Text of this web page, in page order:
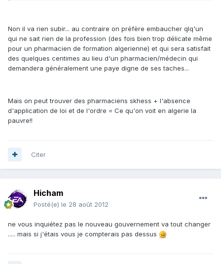
Non il va rien subir... au contraire on préfère embaucher qlq'un
qui ne sait rien de la profession (des fois bien trop délicate même
pour un pharmacien de formation algerienne) et qui sera satisfait
des quelques centimes au lieu d'un pharmacien/médecin qui
demandera généralement une paye digne de ses taches...
Mais on peut trouver des pharmaciens skhess + l'absence
d'application de loi et de l'ordre = Ce qu'on voit en algerie la
pauvre!!
Citer
Hicham
Posté(e) le 28 août 2012
ne vous inquiétez pas le nouveau gouvernement va tout changer
..... mais si j'étais vous je compterais pas dessus